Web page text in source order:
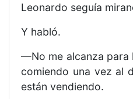
Leonardo seguía
Y habló.
—No me alcanza para
comiendo una vez al
están vendiendo.